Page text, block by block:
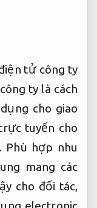
tử công ty
ty là cách
cho giao
tuyến cho
Phù hợp nhu
mang các
cho đối tác,